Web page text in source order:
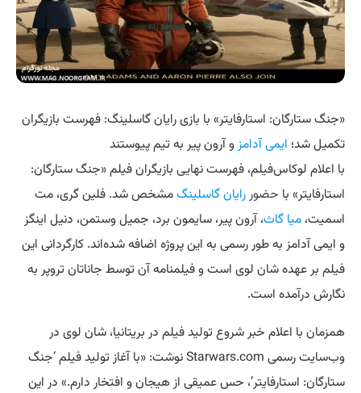
«جنگ ستارگان: استارفایتر» با بازی رایان گاسلینگ: فهرست بازیگران
تکمیل شد؛ ایمی آدامز و آرون پیر به تیم پیوستند
با اعلام لوکاس‌فیلم، فهرست نهایی بازیگران فیلم «جنگ ستارگان:
استارفایتر» با حضور رایان گاسلینگمشخص شد. فلین گری، مت
اسمیت، میا گاث، آرون پیر، سایمون برد، جمیل وستمن، دنیل اینگز
و ایمی آدامز به طور رسمی به این پروژه اضافه شده‌اند. کارگردانی این
فیلم بر عهده شان لوی است و فیلمنامه آن توسط جاناتان تروپر به
نگارش درآمده است.
همزمان با اعلام خبر شروع تولید فیلم در بریتانیا، شان لوی در
وب‌سایت رسمی Starwars.com نوشت: «با آغاز تولید فیلم ‘جنگ
ستارگان: استارفایتر’، حس عمیقی از هیجان و افتخار دارم.» در این